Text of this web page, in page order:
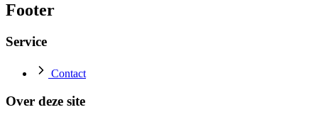
Footer
Service
Contact
Over deze site